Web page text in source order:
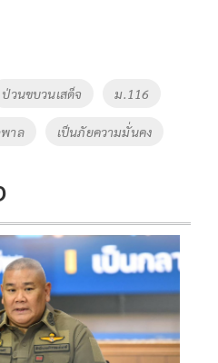
ป่วนขบวนเสด็จ ม.116
าล เป็นภัยความมั่นคง